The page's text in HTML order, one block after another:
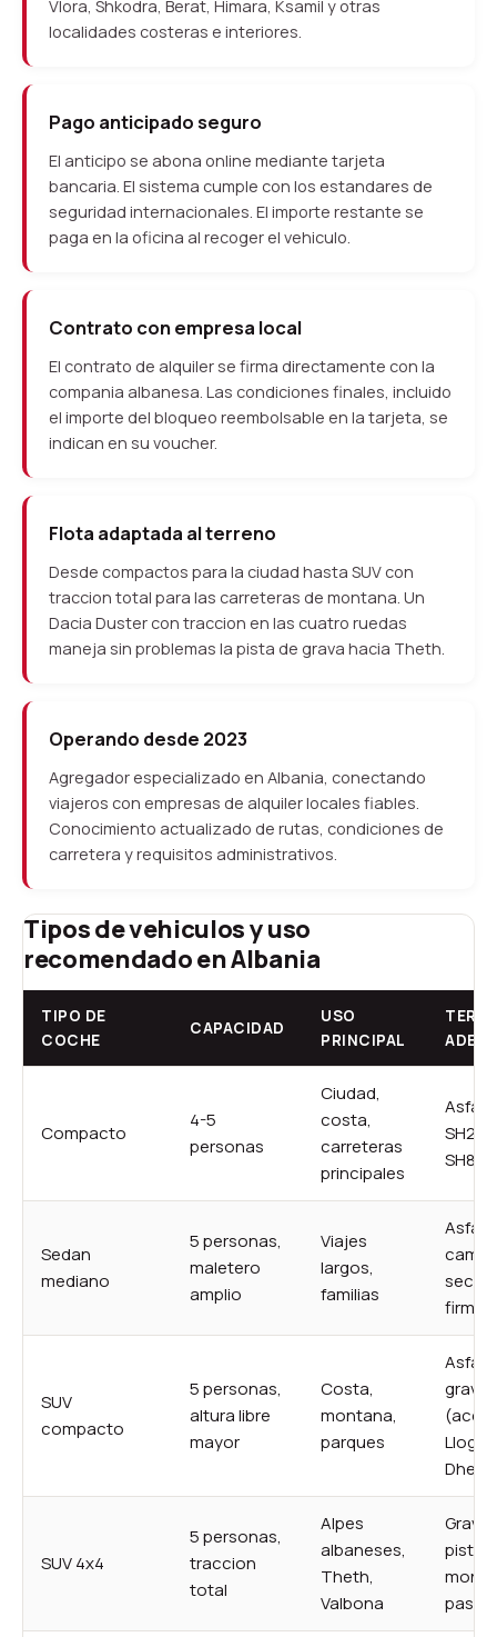
Vlora, Shkodra, Berat, Himara, Ksamil y otras
localidades costeras e interiores.
Pago anticipado seguro
El anticipo se abona online mediante tarjeta
bancaria. El sistema cumple con los estandares de
seguridad internacionales. El importe restante se
paga en la oficina al recoger el vehiculo.
Contrato con empresa local
El contrato de alquiler se firma directamente con la
compania albanesa. Las condiciones finales, incluido
el importe del bloqueo reembolsable en la tarjeta, se
indican en su voucher.
Flota adaptada al terreno
Desde compactos para la ciudad hasta SUV con
traccion total para las carreteras de montana. Un
Dacia Duster con traccion en las cuatro ruedas
maneja sin problemas la pista de grava hacia Theth.
Operando desde 2023
Agregador especializado en Albania, conectando
viajeros con empresas de alquiler locales fiables.
Conocimiento actualizado de rutas, condiciones de
carretera y requisitos administrativos.
Tipos de vehiculos y uso
recomendado en Albania
TIPO DE
COCHE
CAPACIDAD
USO
PRINCIPAL
Compacto
4-5
personas
Ciudad,
costa,
carreteras
principales
SH2,
SH8,
Sedan
mediano
5 personas,
maletero
amplio
Viajes
largos,
familias
firmes
SUV
compacto
5 personas,
altura libre
mayor
Costa,
montana,
parques
grava
SUV 4x4
5 personas,
traccion
total
Alpes
albaneses,
Theth,
Valbona
Grava,
pistas